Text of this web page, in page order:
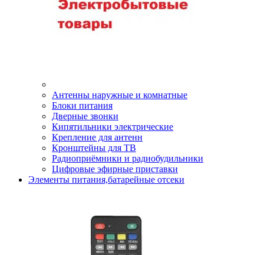
Антенны наружные и комнатные
Блоки питания
Дверные звонки
Кипятильники электрические
Крепление для антенн
Кронштейны для ТВ
Радиоприёмники и радиобудильники
Цифровые эфирные приставки
Элементы питания,батарейные отсеки